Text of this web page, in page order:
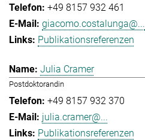
+49 8157 932 461
giacomo.costalunga@...
Publikationsreferenzen
Julia Cramer
Postdoktorandin
+49 8157 932 370
julia.cramer@...
Publikationsreferenzen